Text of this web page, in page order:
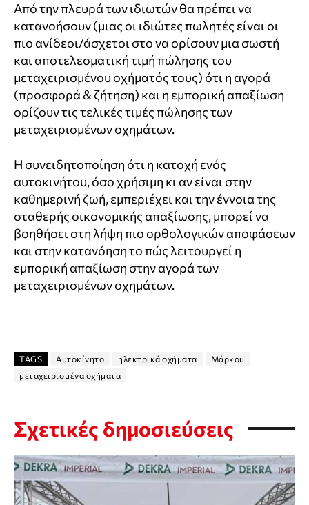
Από την πλευρά των ιδιωτών θα πρέπει να
κατανοήσουν (μιας οι ιδιώτες πωλητές είναι οι
πιο ανίδεοι/άσχετοι στο να ορίσουν μια σωστή
και αποτελεσματική τιμή πώλησης του
μεταχειρισμένου οχήματός τους) ότι η αγορά
(προσφορά & ζήτηση) και η εμπορική απαξίωση
ορίζουν τις τελικές τιμές πώλησης των
μεταχειρισμένων οχημάτων.
Η συνειδητοποίηση ότι η κατοχή ενός
αυτοκινήτου, όσο χρήσιμη κι αν είναι στην
καθημερινή ζωή, εμπεριέχει και την έννοια της
σταθερής οικονομικής απαξίωσης, μπορεί να
βοηθήσει στη λήψη πιο ορθολογικών αποφάσεων
και στην κατανόηση το πώς λειτουργεί η
εμπορική απαξίωση στην αγορά των
μεταχειρισμένων οχημάτων.
TAGS Αυτοκίνητο ηλεκτρικά οχήματα
Μάρκου
μεταχειρισμένα οχήματα
Σχετικές δημοσιεύσεις